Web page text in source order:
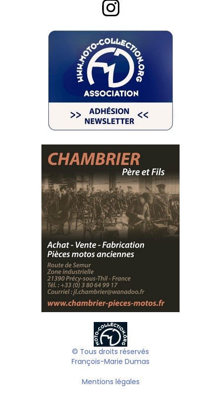
© Tous droits réservés
François-Marie Dumas
Mentions légales